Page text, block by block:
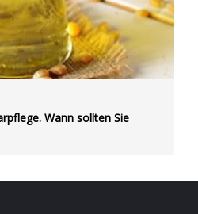
Wann sollten Sie